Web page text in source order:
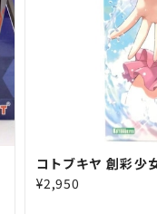
コトブキヤ 創彩
¥2,950